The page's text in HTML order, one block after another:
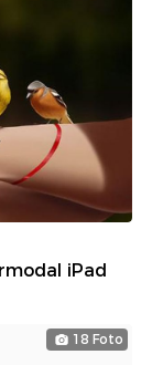
iPad
18 Foto